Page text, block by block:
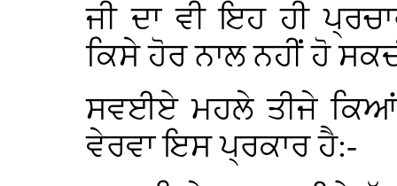
ਜੀ ਦਾ ਵੀ ਇਹ ਹੀ
ਕਿਸੇ ਹੋਰ ਨਾਲ ਨਹੀਂ ਹੋ
ਸਵਈਏ ਮਹਲੇ ਤੀਜੇ ਕਿਆਂ
ਵੇਰਵਾ ਇਸ ਪ੍ਰਕਾਰ ਹੈ:-